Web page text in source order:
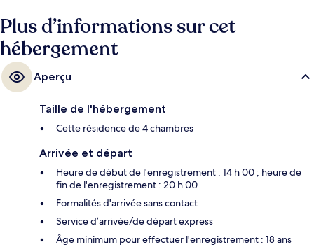
Plus d’informations sur cet
hébergement
Aperçu
Taille de l'hébergement
Cette résidence de 4 chambres
Arrivée et départ
Heure de début de l'enregistrement : 14 h 00 ; heure de
fin de l'enregistrement : 20 h 00.
Formalités d'arrivée sans contact
Service d’arrivée/de départ express
Âge minimum pour effectuer l'enregistrement : 18 ans